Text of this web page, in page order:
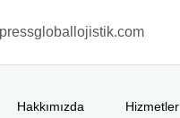
Hakkımızda Hizmetler